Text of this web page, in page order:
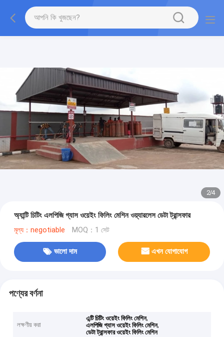
2/4
অ্যান্টি চিটিং এলপিজি গ্যাস ওয়েইং ফিলিং মেশিন ওয়্যারলেস ডেটা ট্রান্সফার
মূল্য：negotiable MOQ：1 সেট
ভালো দাম এখন যোগাযোগ
পণ্যের বর্ণনা
লক্ষণীয় করা
এন্টি চিটিং ওয়েইং ফিলিং মেশিন,
এলপিজি গ্যাস ওয়েইং ফিলিং মেশিন,
ডেটা ট্রান্সফার ওয়েইং ফিলিং মেশিন